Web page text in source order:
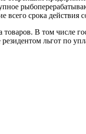
срока действия
В том числе
льгот по